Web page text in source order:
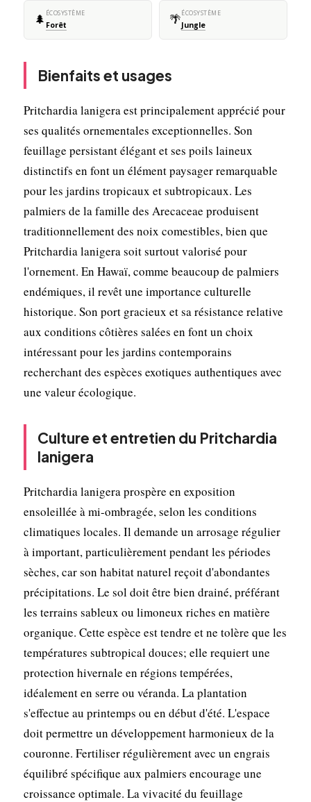
🌲 ÉCOSYSTÈME
Forêt 🌴ÉCOSYSTÈME
Jungle
Bienfaits et usages
Pritchardia lanigera est principalement apprécié pour
ses qualités ornementales exceptionnelles. Son
feuillage persistant élégant et ses poils laineux
distinctifs en font un élément paysager remarquable
pour les jardins tropicaux et subtropicaux. Les
palmiers de la famille des Arecaceae produisent
traditionnellement des noix comestibles, bien que
Pritchardia lanigera soit surtout valorisé pour
l'ornement. En Hawaï, comme beaucoup de palmiers
endémiques, il revêt une importance culturelle
historique. Son port gracieux et sa résistance relative
aux conditions côtières salées en font un choix
intéressant pour les jardins contemporains
recherchant des espèces exotiques authentiques avec
une valeur écologique.
Culture et entretien du Pritchardia
lanigera
Pritchardia lanigera prospère en exposition
ensoleillée à mi-ombragée, selon les conditions
climatiques locales. Il demande un arrosage régulier
à important, particulièrement pendant les périodes
sèches, car son habitat naturel reçoit d'abondantes
précipitations. Le sol doit être bien drainé, préférant
les terrains sableux ou limoneux riches en matière
organique. Cette espèce est tendre et ne tolère que les
températures subtropical douces; elle requiert une
protection hivernale en régions tempérées,
idéalement en serre ou véranda. La plantation
s'effectue au printemps ou en début d'été. L'espace
doit permettre un développement harmonieux de la
couronne. Fertiliser régulièrement avec un engrais
équilibré spécifique aux palmiers encourage une
croissance optimale. La vivacité du feuillage